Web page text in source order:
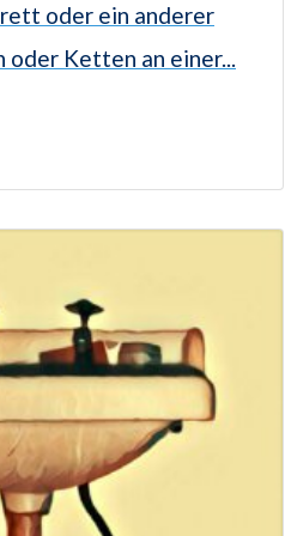
oder ein anderer
oder Ketten an einer...